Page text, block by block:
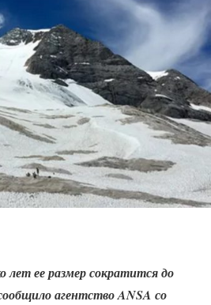
лет ее размер сократится до
агентство ANSA со